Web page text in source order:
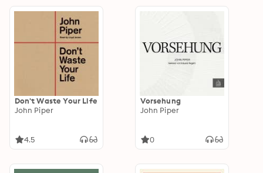
Don't Waste Your Life
John Piper
4.5
Vorsehung
John Piper
0